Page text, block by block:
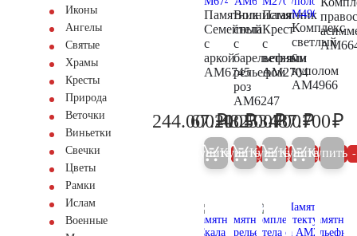
Иконы
Ангелы
Святые
Храмы
Кресты
Природа
Веточки
Виньетки
Свечки
Цветы
Рамки
Ислам
Военные
Памятник
Семейный
с
аркой
AM6745
256.800
244.000₽
Купить 5%
Волнистая
стела
с
барельефным
рельефом
роз
AM6247
70.700
67.200₽
Купить 5%
Памятник
Крест
с
ветвями
AM2704
51.000
48.500₽
Купить 5%
Комплекс
светлый
с
куполом
AM4966
1.253.700₽
Купить 5%
487.700₽
Купить